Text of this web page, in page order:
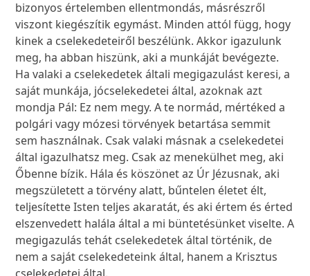
bizonyos értelemben ellentmondás, másrészről
viszont kiegészítik egymást. Minden attól függ, hogy
kinek a cselekedeteiről beszélünk. Akkor igazulunk
meg, ha abban hiszünk, aki a munkáját bevégezte.
Ha valaki a cselekedetek általi megigazulást keresi, a
saját munkája, jócselekedetei által, azoknak azt
mondja Pál: Ez nem megy. A te normád, mértéked a
polgári vagy mózesi törvények betartása semmit
sem használnak. Csak valaki másnak a cselekedetei
által igazulhatsz meg. Csak az menekülhet meg, aki
Őbenne bízik. Hála és köszönet az Úr Jézusnak, aki
megszületett a törvény alatt, bűntelen életet élt,
teljesítette Isten teljes akaratát, és aki értem és érted
elszenvedett halála által a mi büntetésünket viselte. A
megigazulás tehát cselekedetek által történik, de
nem a saját cselekedeteink által, hanem a Krisztus